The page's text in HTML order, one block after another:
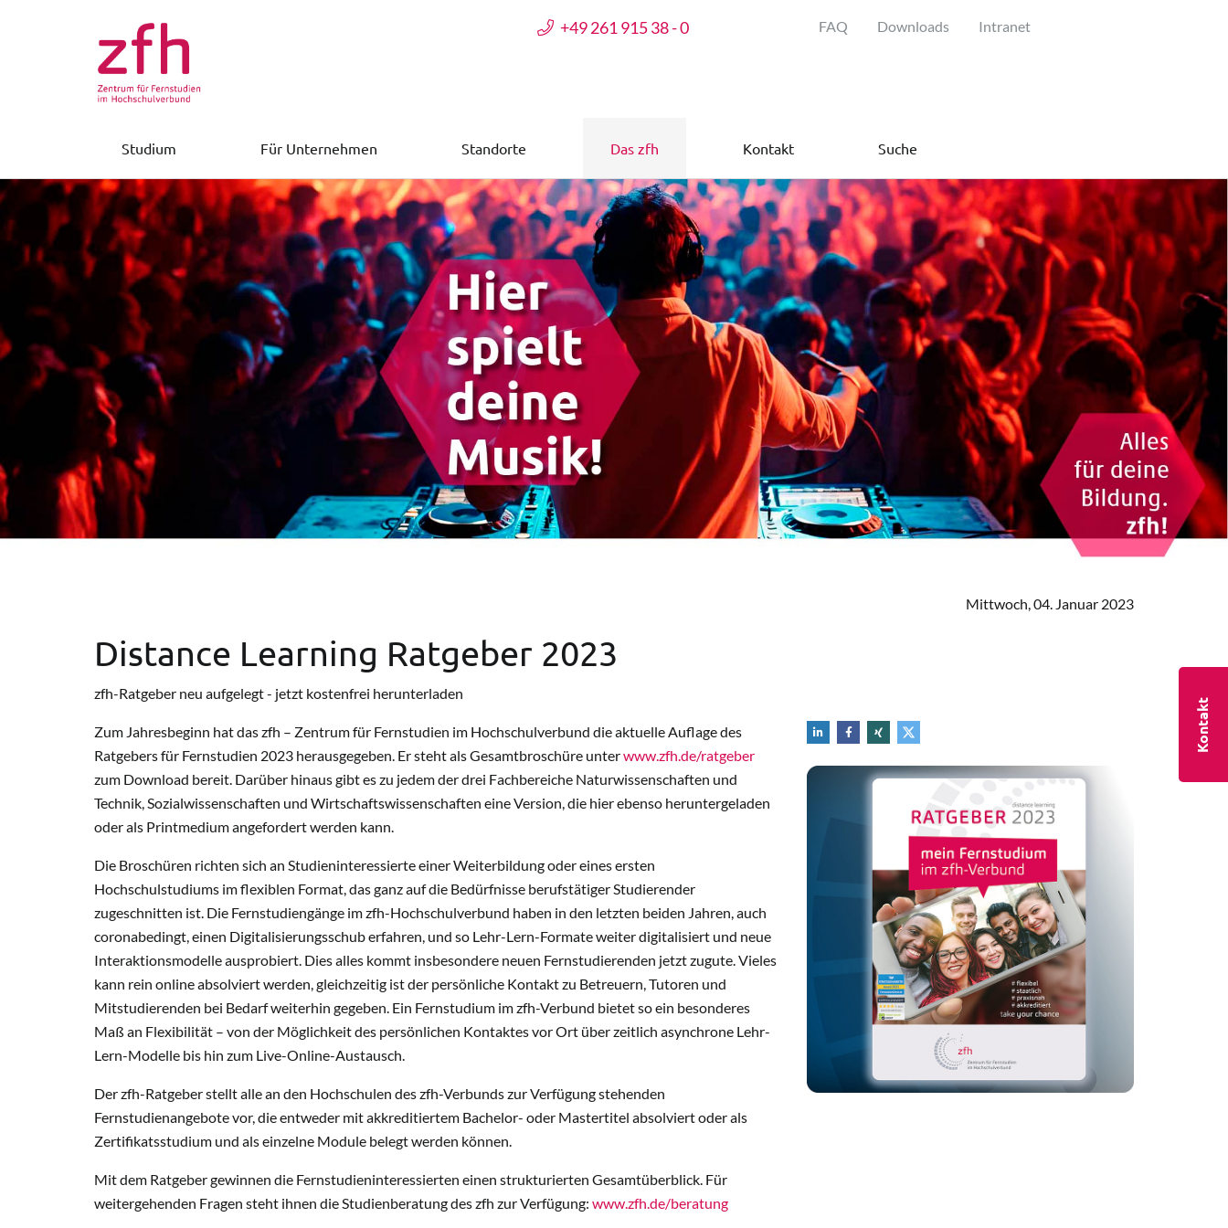
+49 261 915 38 - 0 FAQ Downloads Intranet
Studium Für Unternehmen Standorte Das zfh Kontakt Suche
Mittwoch, 04. Januar 2023
Distance Learning Ratgeber 2023
zfh-Ratgeber neu aufgelegt - jetzt kostenfrei herunterladen
Zum Jahresbeginn hat das zfh – Zentrum für Fernstudien im Hochschulverbund die aktuelle Auflage des
Ratgebers für Fernstudien 2023 herausgegeben. Er steht als Gesamtbroschüre unterwww.zfh.de/ratgeber
zum Download bereit. Darüber hinaus gibt es zu jedem der drei Fachbereiche Naturwissenschaften und
Technik, Sozialwissenschaften und Wirtschaftswissenschaften eine Version, die hier ebenso heruntergeladen
oder als Printmedium angefordert werden kann.
Die Broschüren richten sich an Studieninteressierte einer Weiterbildung oder eines ersten
Hochschulstudiums im flexiblen Format, das ganz auf die Bedürfnisse berufstätiger Studierender
zugeschnitten ist. Die Fernstudiengänge im zfh-Hochschulverbund haben in den letzten beiden Jahren, auch
coronabedingt, einen Digitalisierungsschub erfahren, und so Lehr-Lern-Formate weiter digitalisiert und neue
Interaktionsmodelle ausprobiert. Dies alles kommt insbesondere neuen Fernstudierenden jetzt zugute. Vieles
kann rein online absolviert werden, gleichzeitig ist der persönliche Kontakt zu Betreuern, Tutoren und
Mitstudierenden bei Bedarf weiterhin gegeben. Ein Fernstudium im zfh-Verbund bietet so ein besonderes
Maß an Flexibilität – von der Möglichkeit des persönlichen Kontaktes vor Ort über zeitlich asynchrone Lehr-
Lern-Modelle bis hin zum Live-Online-Austausch.
Der zfh-Ratgeber stellt alle an den Hochschulen des zfh-Verbunds zur Verfügung stehenden
Fernstudienangebote vor, die entweder mit akkreditiertem Bachelor- oder Mastertitel absolviert oder als
Zertifikatsstudium und als einzelne Module belegt werden können.
Mit dem Ratgeber gewinnen die Fernstudieninteressierten einen strukturierten Gesamtüberblick. Für
weitergehenden Fragen steht ihnen die Studienberatung des zfh zur Verfügung: www.zfh.de/beratung
Kontakt